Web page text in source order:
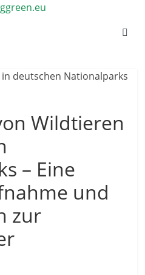
Wildtieren
– Eine
und
zur